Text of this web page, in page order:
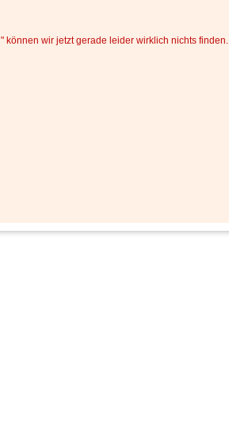
" können wir jetzt gerade leider wirklich nichts finden.